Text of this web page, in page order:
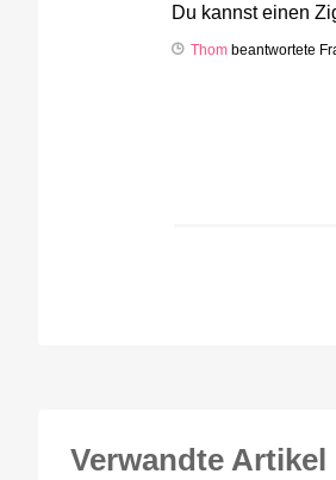
Du kannst einen
Thom beantwortete
Verwandte Artikel